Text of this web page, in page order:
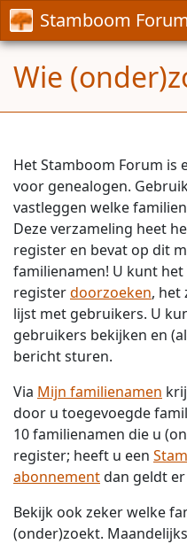
Stamboom Forum
Wie
Het Stamboom Forum is
voor genealogen.
vastleggen welke
Deze verzameling heet
register en bevat op dit
familienamen! U kunt
registerdoorzoeken, het
lijst met gebruikers. U
gebruikers bekijken en
bericht sturen.
Via Mijn familienamen
door u toegevoegde
10 familienamen die u
register; heeft u een
abonnementdan geldt
Bekijk ook zeker welke
(onder)zoekt.